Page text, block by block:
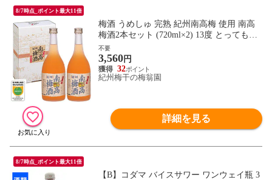
8/7時点_ポイント最大11倍
梅酒 うめしゅ 完熟 紀州南高梅 使用 南高
梅酒2本セット (720ml×2) 13度 とってもフ
ルーティー
不要
3,560円
32
紀州梅干の梅翁園
詳細を見る
8/7時点_ポイント最大11倍
【B】コダマ バイスサワー ワンウェイ瓶 3